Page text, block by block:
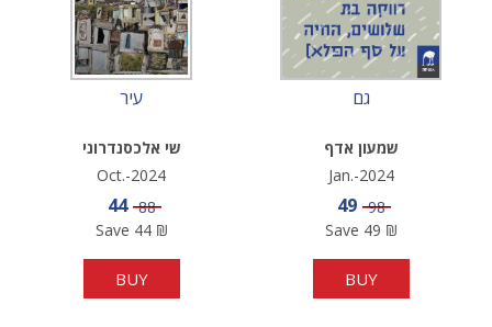
עיר
שי אלכסנדרוני
Oct.-2024
Sale price
44 Price
88
Save 44₪
BUY
גם
שמעון אדף
Jan.-2024
Sale price
49 Price
98
Save 49 ₪
BUY